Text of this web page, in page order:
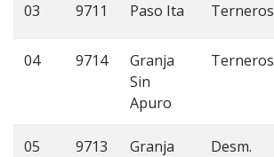
03 9711 Paso Ita Terneros
04 9714
Granja
Sin
Apuro
Terneros
05 9713
Granja
Desm.